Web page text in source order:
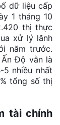
dữ liệu cấp
1 tháng 10
thị thực
xử lý lãnh
năm trước.
Độ vẫn là
nhiều nhất
tổng số thị
tài chính